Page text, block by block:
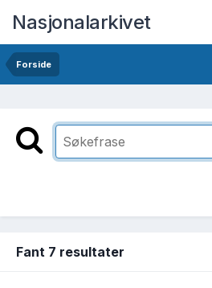
Nasjonalarkivet
Forside
Fant 7 resultater